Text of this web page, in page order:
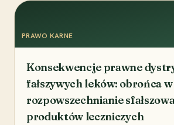
PRAWO KARNE
Konsekwencje prawne
fałszywych leków: obrońca
rozpowszechnianie
produktów leczniczych